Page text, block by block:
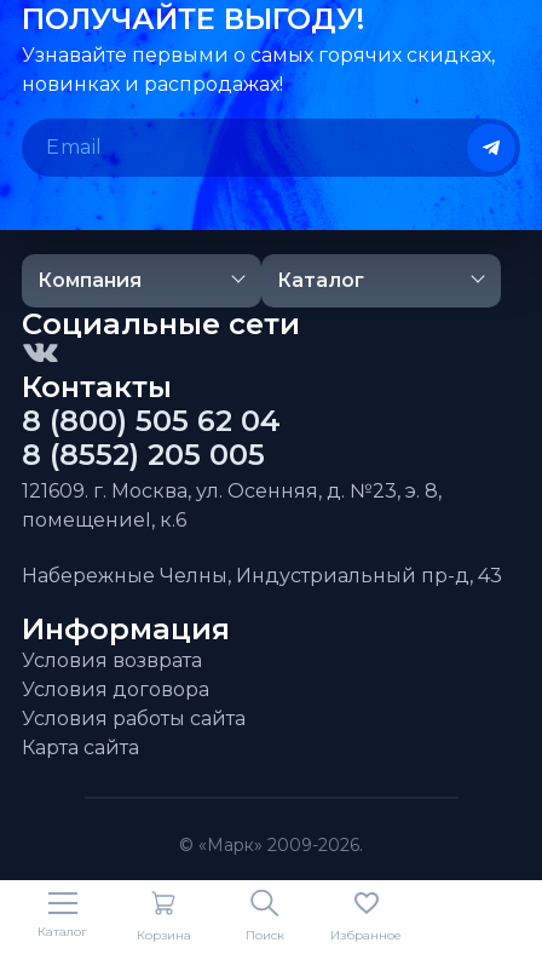
Каталог Корзина Поиск Избранное
ПОЛУЧАЙТЕ ВЫГОДУ!
Узнавайте первыми о самых горячих скидках,
новинках и распродажах!
Компания Каталог
Информация
Условия возврата
Условия договора
Условия работы сайта
Карта сайта
Контакты
8 (800) 505 62 04
8 (8552) 205 005
121609. г. Москва, ул. Осенняя, д. №23, э. 8,
помещениеI, к.6
Набережные Челны, Индустриальный пр-д, 43
Социальные сети
© «Марк» 2009-2026.